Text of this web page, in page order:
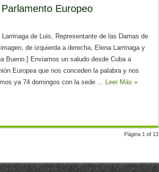
Europeo
de Luis, Representante de las Damas de
de izquierda a derecha, Elena Larrinaga y
Bueno.] Enviamos un saludo desde Cuba a
Europea que nos conceden la palabra y nos
ya 74 domingos con la sede ... Leer Más »
Página 1 of 13